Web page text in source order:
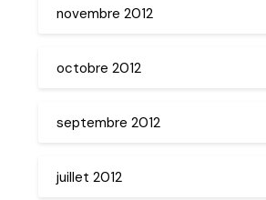
novembre 2012
octobre 2012
septembre 2012
juillet 2012